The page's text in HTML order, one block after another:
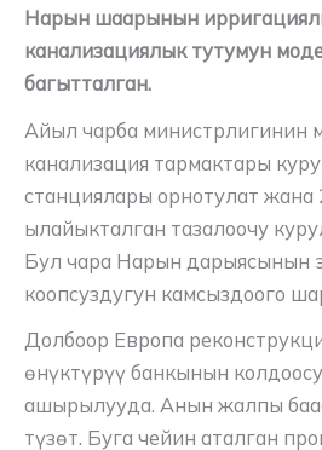
Нарын шаарынын
канализациялык тутумун
багытталган.
Айыл чарба министрлигинин
канализация тармактары
станциялары орнотулат жана
ылайыкталган тазалоочу
Бул чара Нарын дарыясынын
коопсуздугун камсыздоого
Долбоор Европа
өнүктүрүү банкынын
ашырылууда. Анын жалпы
түзөт. Буга чейин аталган